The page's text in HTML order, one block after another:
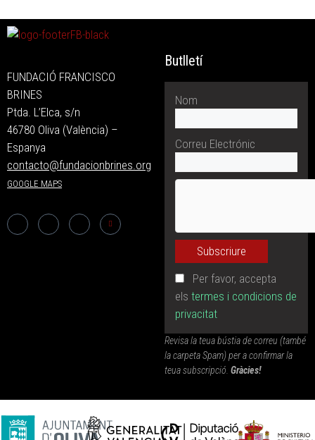
FUNDACIÓ FRANCISCO
BRINES
Ptda. L’Elca, s/n
46780 Oliva (València) –
Espanya
contacto@fundacionbrines.org
GOOGLE MAPS
Butlletí
Nom
Correu Electrónic
Per favor, accepta
els termes i condicions de
privacitat
Revisa la teua bústia de correu (també
la carpeta Spam) per a confirmar la
teua subscripció. Gràcies!